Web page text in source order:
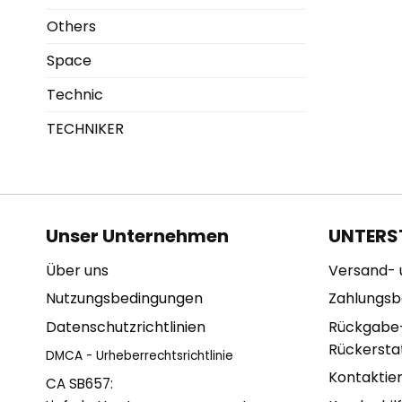
Others
Space
Technic
TECHNIKER
Unser Unternehmen
Über uns
Nutzungsbedingungen
Datenschutzrichtlinien
DMCA - Urheberrechtsrichtlinie
CA SB657:
Versand-